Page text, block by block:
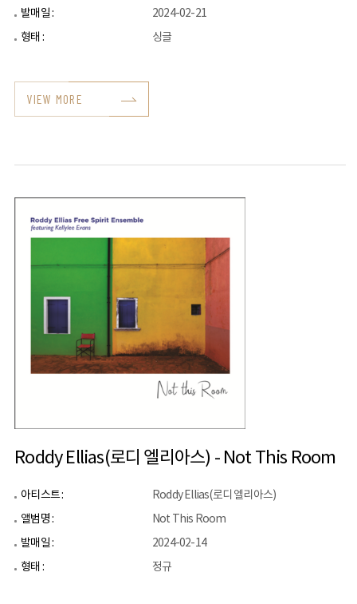
발매일 :
2024-02-21
형태 :
싱글
VIEW MORE
Roddy Ellias(로디 엘리아스) - Not This Room
아티스트 :
Roddy Ellias(로디 엘리아스)
앨범명 :
Not This Room
발매일 :
2024-02-14
형태 :
정규